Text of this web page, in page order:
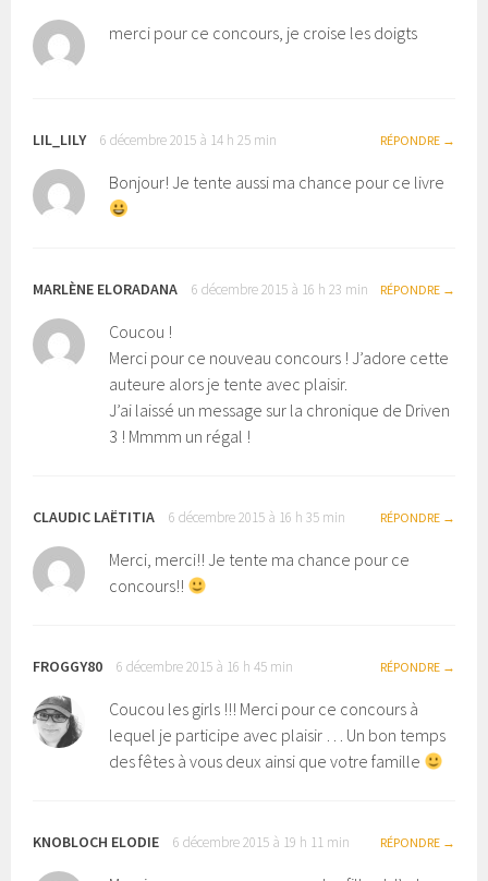
merci pour ce concours, je croise les doigts
LIL_LILY 6 décembre 2015 à 14 h 25 min RÉPONDRE
Bonjour! Je tente aussi ma chance pour ce livre
MARLÈNE ELORADANA 6 décembre 2015 à 16 h 23 min RÉPONDRE
Coucou !
Merci pour ce nouveau concours ! J’adore cette
auteure alors je tente avec plaisir.
J’ai laissé un message sur la chronique de Driven
3 ! Mmmm un régal !
CLAUDIC LAËTITIA 6 décembre 2015 à 16 h 35 min RÉPONDRE
Merci, merci!! Je tente ma chance pour ce
concours!!
FROGGY80 6 décembre 2015 à 16 h 45 min RÉPONDRE
Coucou les girls !!! Merci pour ce concours à
lequel je participe avec plaisir … Un bon temps
des fêtes à vous deux ainsi que votre famille
KNOBLOCH ELODIE 6 décembre 2015 à 19 h 11 min RÉPONDRE